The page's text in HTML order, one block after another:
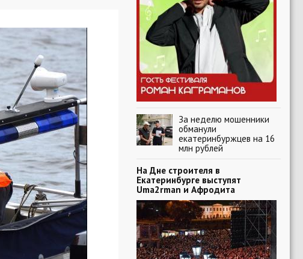
За неделю мошенники
обманули
екатеринбуржцев на 16
млн рублей
На Дне строителя в
Екатеринбурге выступят
Uma2rman и Афродита